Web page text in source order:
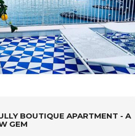
BOUTIQUE APARTMENT - A
GEM